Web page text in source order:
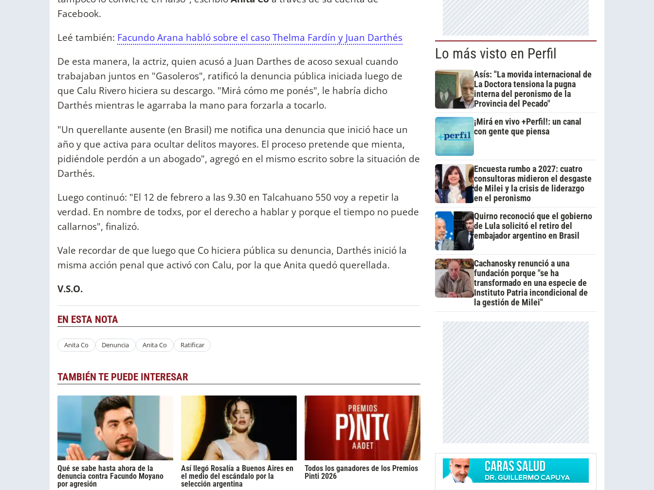
Facebook.
Leé también: Facundo Arana habló sobre el caso Thelma Fardín y Juan Darthés
De esta manera, la actriz, quien acusó a Juan Darthes de acoso sexual cuando
trabajaban juntos en "Gasoleros", ratificó la denuncia pública iniciada luego de
que Calu Rivero hiciera su descargo. "Mirá cómo me ponés", le habría dicho
Darthés mientras le agarraba la mano para forzarla a tocarlo.
"Un querellante ausente (en Brasil) me notifica una denuncia que inició hace un
año y que activa para ocultar delitos mayores. El proceso pretende que mienta,
pidiéndole perdón a un abogado", agregó en el mismo escrito sobre la situación de
Darthés.
Luego continuó: "El 12 de febrero a las 9.30 en Talcahuano 550 voy a repetir la
verdad. En nombre de todxs, por el derecho a hablar y porque el tiempo no puede
callarnos", finalizó.
Vale recordar de que luego que Co hiciera pública su denuncia, Darthés inició la
misma acción penal que activó con Calu, por la que Anita quedó querellada.
V.S.O.
EN ESTA NOTA
Anita Co Denuncia Anita Co Ratificar
TAMBIÉN TE PUEDE INTERESAR
Qué se sabe hasta ahora de la
denuncia contra Facundo Moyano
por agresión
Así llegó Rosalía a Buenos Aires en
el medio del escándalo por la
selección argentina
Todos los ganadores de los Premios
Pinti 2026
Lo más visto en Perfil
Asís: "La movida internacional de
La Doctora tensiona la pugna
interna del peronismo de la
Provincia del Pecado"
¡Mirá en vivo +Perfil!: un canal
con gente que piensa
Encuesta rumbo a 2027: cuatro
consultoras midieron el desgaste
de Milei y la crisis de liderazgo
en el peronismo
Quirno reconoció que el gobierno
de Lula solicitó el retiro del
embajador argentino en Brasil
Cachanosky renunció a una
fundación porque "se ha
transformado en una especie de
Instituto Patria incondicional de
la gestión de Milei"